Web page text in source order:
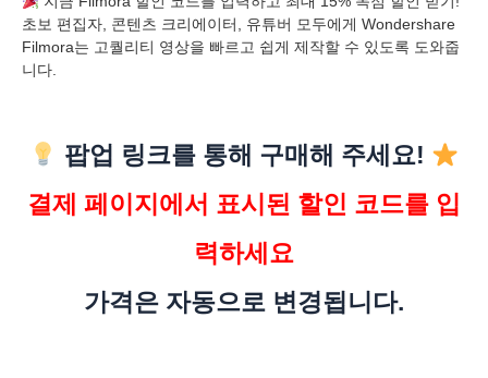
초보 편집자, 콘텐츠 크리에이터, 유튜버 모두에게 Wondershare
Filmora는 고퀄리티 영상을 빠르고 쉽게 제작할 수 있도록 도와줍
니다.
팝업 링크를 통해 구매해 주세요!
결제 페이지에서 표시된 할인 코드를 입
력하세요
가격은 자동으로 변경됩니다.